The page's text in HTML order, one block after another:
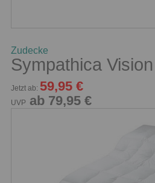
Zudecke
Sympathica
Jetzt ab: 59,95 €
UVP ab 79,95 €